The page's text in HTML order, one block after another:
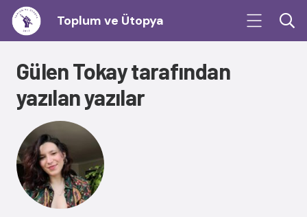
Toplum ve Ütopya
Gülen Tokay tarafından
yazılan yazılar